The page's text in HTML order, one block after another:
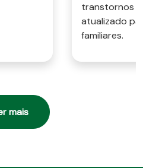
transtornos
atualizado
familiares.
mais